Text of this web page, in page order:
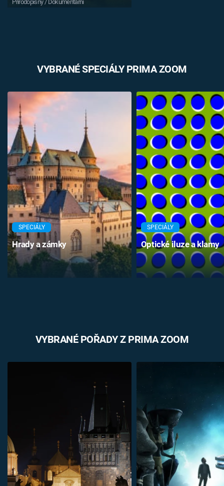
Přírodopisný / Dokumentární
VYBRANÉ SPECIÁLY PRIMA ZOOM
SPECIÁLY
Hrady a zámky
SPECIÁLY
Optické iluze a klamy
VYBRANÉ POŘADY Z PRIMA ZOOM